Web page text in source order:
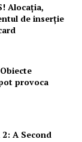
Alocația,
de inserție
provoca
A Second